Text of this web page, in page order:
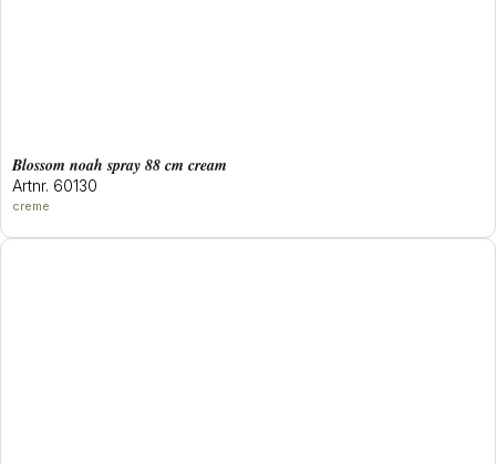
blossom noah spray 88 cm cream
Artnr. 60130
creme